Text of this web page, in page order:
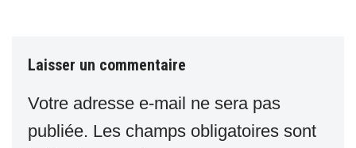
Laisser un commentaire
Votre adresse e-mail ne sera pas
publiée. Les champs obligatoires sont